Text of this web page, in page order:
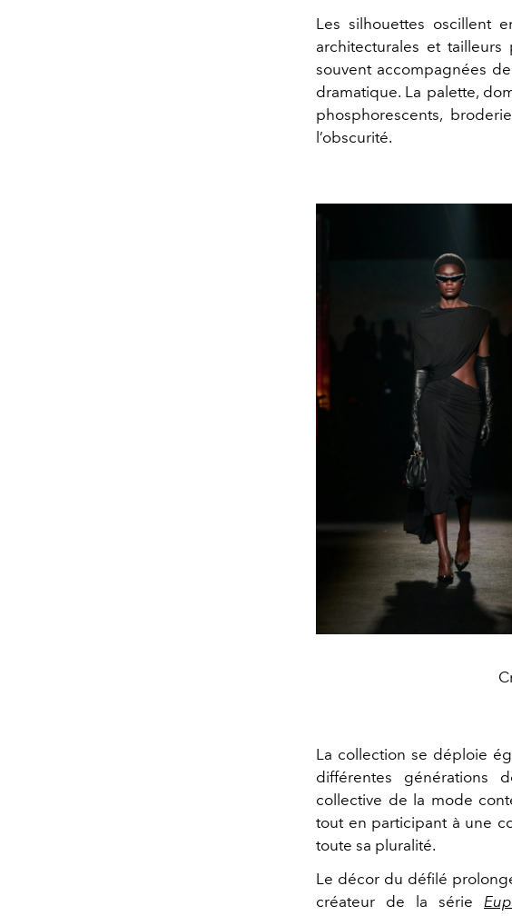
Les silhouettes oscillent
architecturales et
souvent accompagnées
dramatique. La palette,
phosphorescents,
l’obscurité.
La collection se déploie
différentes générations
collective de la mode
tout en participant à une
toute sa pluralité.
Le décor du défilé
créateur de la série